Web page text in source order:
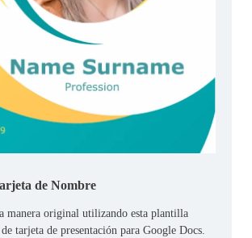
de Nombre
manera original utilizando esta plantilla
tarjeta de presentación para Google Docs.